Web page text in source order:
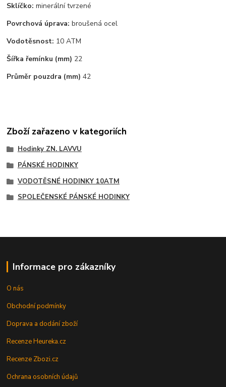
Sklíčko: minerální tvrzené
Povrchová úprava: broušená ocel
Vodotěsnost: 10 ATM
Šířka řemínku (mm) 22
Průměr pouzdra (mm) 42
Zboží zařazeno v kategoriích
Hodinky ZN. LAVVU
PÁNSKÉ HODINKY
VODOTĚSNÉ HODINKY 10ATM
SPOLEČENSKÉ PÁNSKÉ HODINKY
Informace pro zákazníky
O nás
Obchodní podmínky
Doprava a dodání zboží
Recenze Heureka.cz
Recenze Zbozi.cz
Ochrana osobních údajů